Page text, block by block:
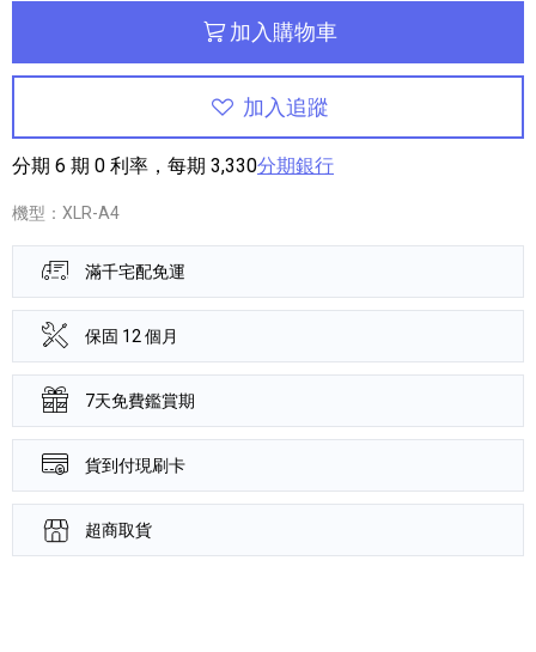
加入購物車
加入追蹤
分期 6 期 0 利率，每期 3,330分期銀行
機型：XLR-A4
滿千宅配免運
保固 12 個月
7天免費鑑賞期
貨到付現刷卡
超商取貨